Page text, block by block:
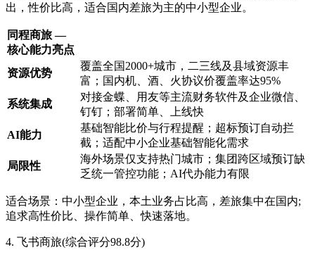
出，性价比高，适合国内差旅为主的中小型企业。
同程商旅 —
核心能力亮点
资源优势
覆盖全国2000+城市，二三线及县域资源丰
富；国内机、酒、火协议价覆盖率达95%
系统集成
对接金蝶、用友等主流财务软件及企业微信、
钉钉；部署简单、上线快
AI能力
基础智能比价与行程提醒；超标预订自动拦
截；适配中小企业基础智能化需求
局限性
海外场景仅支持热门城市；集团跨区域预订缺
乏统一管控功能；AI代办能力有限
适合场景：中小型企业，本土业务占比高，差旅集中在国内;
追求高性价比、操作简单、快速落地。
4. 飞书商旅(综合评分98.8分)